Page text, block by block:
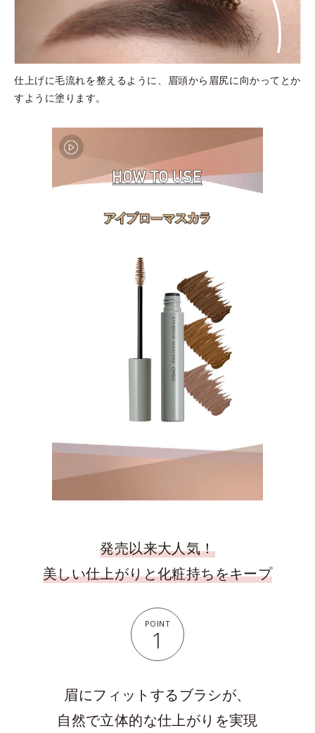
仕上げに毛流れを整えるように、眉頭から眉尻に向かってとか
すように塗ります。
発売以来大人気！
美しい仕上がりと化粧持ちをキープ
POINT
1
眉にフィットするブラシが、
自然で立体的な仕上がりを実現